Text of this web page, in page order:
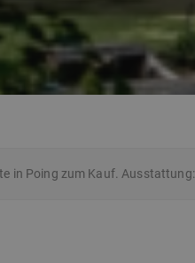
in Poing zum Kauf.